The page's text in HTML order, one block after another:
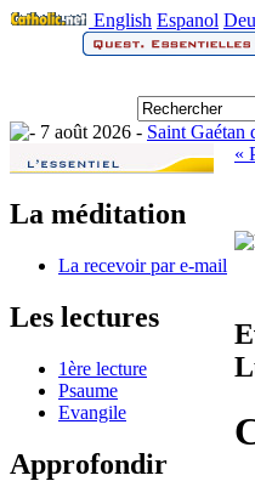
English Espanol
7 août 2026 - Saint Gaétan
La méditation
La recevoir par e-mail
Les lectures
1ère lecture
Psaume
Evangile
Approfondir
«